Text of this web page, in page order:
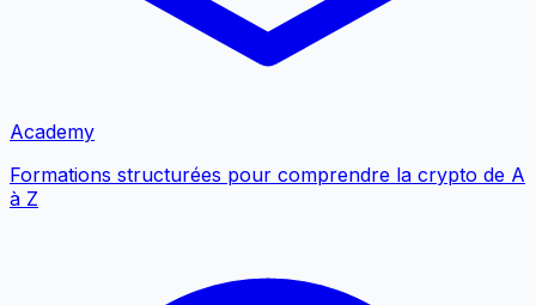
Academy
Formations structurées pour comprendre la crypto de A
à Z